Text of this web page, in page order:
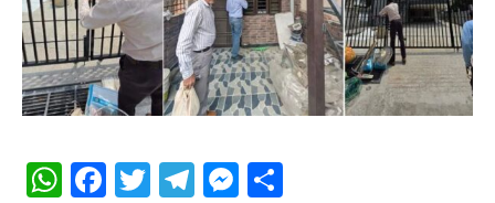
WhatsApp
Facebook
Twitter
Telegram
Messenger